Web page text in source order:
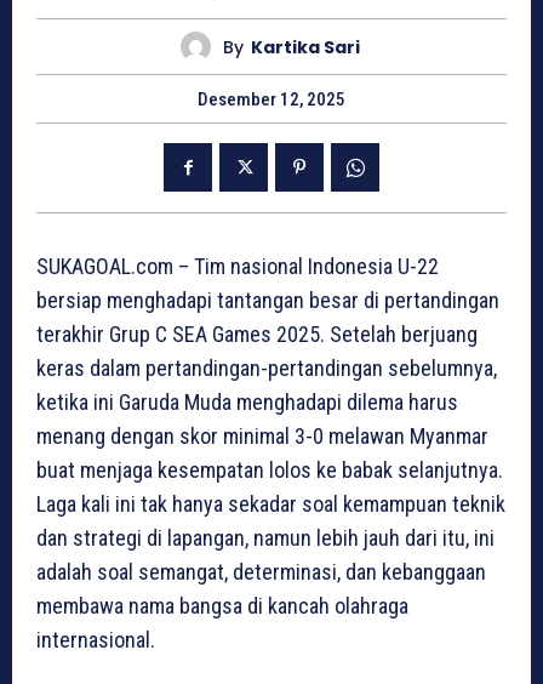
By Kartika Sari
Desember 12, 2025
SUKAGOAL.com – Tim nasional Indonesia U-22
bersiap menghadapi tantangan besar di pertandingan
terakhir Grup C SEA Games 2025. Setelah berjuang
keras dalam pertandingan-pertandingan sebelumnya,
ketika ini Garuda Muda menghadapi dilema harus
menang dengan skor minimal 3-0 melawan Myanmar
buat menjaga kesempatan lolos ke babak selanjutnya.
Laga kali ini tak hanya sekadar soal kemampuan teknik
dan strategi di lapangan, namun lebih jauh dari itu, ini
adalah soal semangat, determinasi, dan kebanggaan
membawa nama bangsa di kancah olahraga
internasional.